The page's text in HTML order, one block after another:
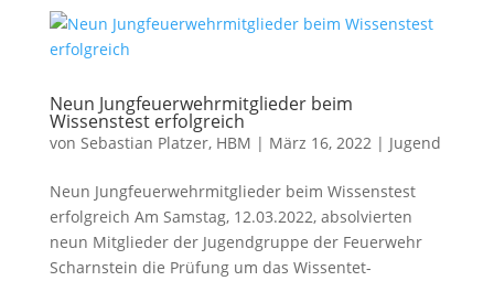
Neun Jungfeuerwehrmitglieder beim
Wissenstest erfolgreich
von Sebastian Platzer, HBM | März 16, 2022| Jugend
Neun Jungfeuerwehrmitglieder beim Wissenstest
erfolgreich Am Samstag, 12.03.2022, absolvierten
neun Mitglieder der Jugendgruppe der Feuerwehr
Scharnstein die Prüfung um das Wissentet-